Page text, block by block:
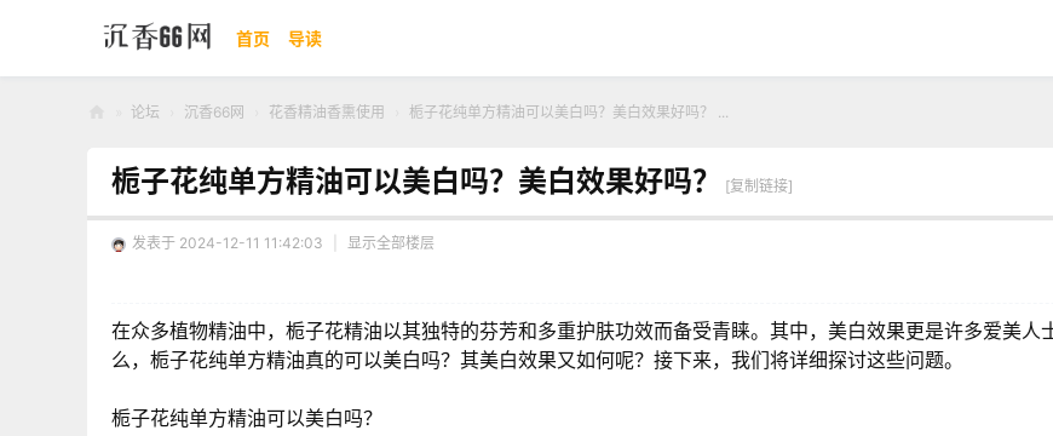
首页 导读
66
论坛 沉香66网 花香精油香熏使用 栀子花纯单方精油可以美白吗？美白效果好吗？ ...
栀子花纯单方精油可以美白吗？美白效果好吗？ [复制链接]
发表于 2024-12-11 11:42:03 显示全部楼层
在众多植物精油中，栀子花精油以其独特的芬芳和多重护肤功效而备受青睐。其中，美白效果更是许多爱美人
么，栀子花纯单方精油真的可以美白吗？其美白效果又如何呢？接下来，我们将详细探讨这些问题。
栀子花纯单方精油可以美白吗？